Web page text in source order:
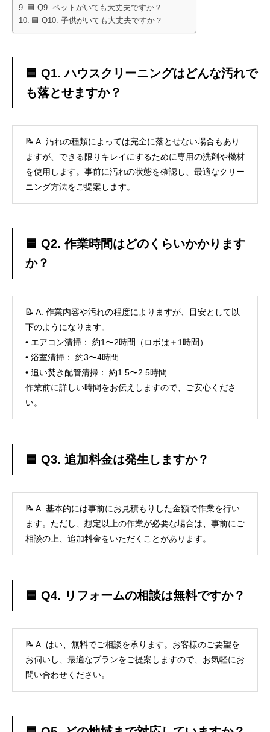
🟦 Q9. ペットがいても大丈夫ですか？
🟦 Q10. 子供がいても大丈夫ですか？
🟦 Q1. ハウスクリーニングはどんな汚れで
も落とせますか？
📝 A. 汚れの種類によっては完全に落とせない場合もあり
ますが、できる限りキレイにするために専用の洗剤や機材
を使用します。事前に汚れの状態を確認し、最適なクリー
ニング方法をご提案します。
🟦 Q2. 作業時間はどのくらいかかります
か？
📝 A. 作業内容や汚れの程度によりますが、目安として以
下のようになります。
• エアコン清掃： 約1〜2時間（ロボは＋1時間）
• 浴室清掃： 約3〜4時間
• 追い焚き配管清掃： 約1.5〜2.5時間
作業前に詳しい時間をお伝えしますので、ご安心くださ
い。
🟦 Q3. 追加料金は発生しますか？
📝 A. 基本的には事前にお見積もりした金額で作業を行い
ます。ただし、想定以上の作業が必要な場合は、事前にご
相談の上、追加料金をいただくことがあります。
🟦 Q4. リフォームの相談は無料ですか？
📝 A. はい、無料でご相談を承ります。お客様のご要望を
お伺いし、最適なプランをご提案しますので、お気軽にお
問い合わせください。